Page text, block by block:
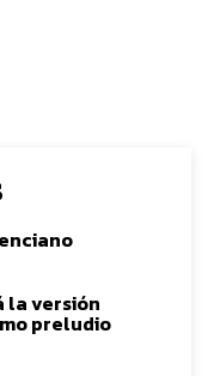
la versión
preludio